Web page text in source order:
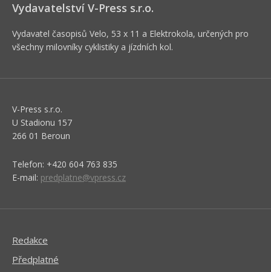
Vydavatelství V-Press s.r.o.
Vydavatel časopisů Velo, 53 x 11 a Elektrokola, určených pro
všechny milovníky cyklistiky a jízdních kol.
V-Press s.r.o.
U Stadionu 157
266 01 Beroun
Telefon: +420 604 763 835
E-mail: predplatne@vpress.cz
Redakce
Předplatné